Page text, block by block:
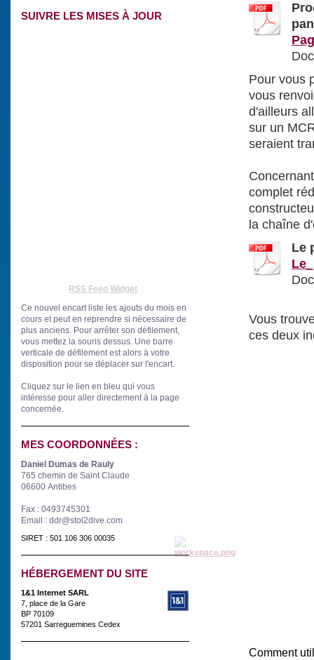
SUIVRE LES MISES À JOUR
RSS Feed Widget
Ce nouvel encart liste les ajouts du mois en
cours et peut en reprendre si nécessaire de
plus anciens. Pour arrêter son défilement,
vous mettez la souris dessus. Une barre
verticale de défilement est alors à votre
disposition pour se déplacer sur l'encart.
Cliquez sur le lien en bleu qui vous
intéresse pour aller directement à la page
concernée.
MES COORDONNÉES :
Daniel Dumas de Rauly
765 chemin de Saint Claude
06600 Antibes
Fax : 0493745301
Email : ddr@stol2dive.com
SIRET : 501 106 306 00035
HÉBERGEMENT DU SITE
1&1 Internet SARL
7, place de la Gare
BP 70109
57201 Sarreguemines Cedex
Pour vous
vous
d'ailleurs
sur un
seraient
complet
la chaîne
Le
Vous
ces deux
Comment